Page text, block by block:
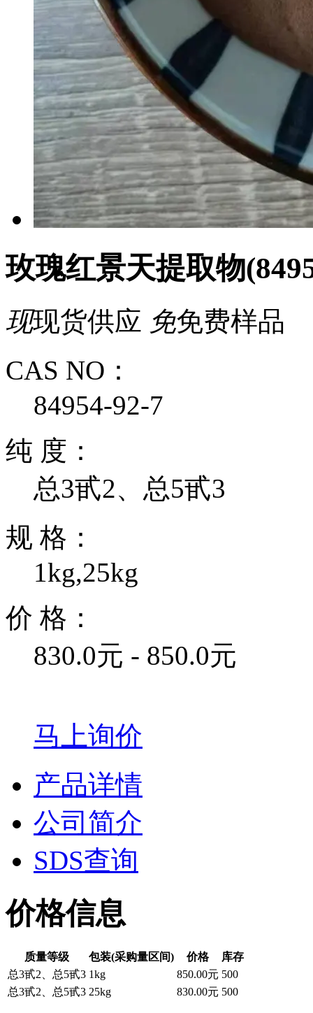
玫瑰红景天提取物
现现货供应 免免费样品
CAS NO：
84954-92-7
纯 度：
总3甙2、总5甙3
规 格：
1kg,25kg
价 格：
830.0元 - 850.0元
马上询价
产品详情
公司简介
SDS查询
价格信息
质量等级 包装(采购量区间) 价格
库存
总3甙2、总5甙3 1kg 850.00元 500
总3甙2、总5甙3 25kg 830.00元 500